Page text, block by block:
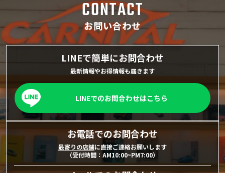
上尾店
会社案内
採用情報
CONTACT
お問い合わせ
LINEで簡単にお問合わせ
最新情報やお得情報も届きます
LINEでのお問合わせはこちら
お電話でのお問合わせ
最寄りの店舗に直接ご連絡お願いします
（受付時間：AM10:00~PM7:00）